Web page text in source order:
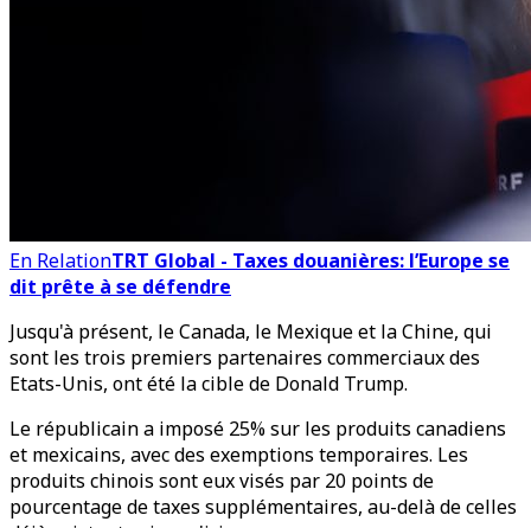
En RelationTRT Global - Taxes douanières: l’Europe se
dit prête à se défendre
Jusqu'à présent, le Canada, le Mexique et la Chine, qui
sont les trois premiers partenaires commerciaux des
Etats-Unis, ont été la cible de Donald Trump.
Le républicain a imposé 25% sur les produits canadiens
et mexicains, avec des exemptions temporaires. Les
produits chinois sont eux visés par 20 points de
pourcentage de taxes supplémentaires, au-delà de celles